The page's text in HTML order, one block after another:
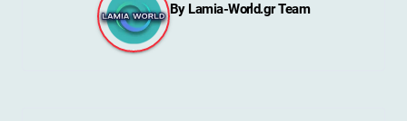
By Lamia-World.gr Team